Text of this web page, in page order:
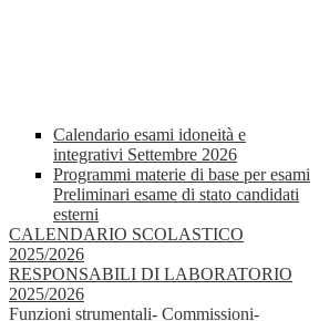
Calendario esami idoneità e
integrativi Settembre 2026
Programmi materie di base per esami
Preliminari esame di stato candidati
esterni
CALENDARIO SCOLASTICO
2025/2026
RESPONSABILI DI LABORATORIO
2025/2026
Funzioni strumentali- Commissioni-